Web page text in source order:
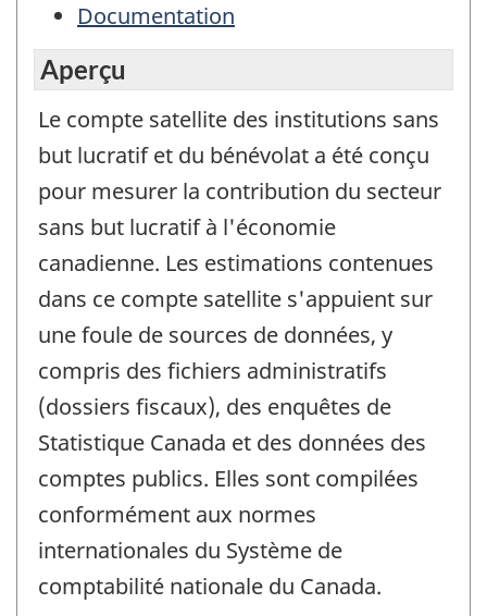
Documentation
Aperçu
Le compte satellite des institutions sans
but lucratif et du bénévolat a été conçu
pour mesurer la contribution du secteur
sans but lucratif à l'économie
canadienne. Les estimations contenues
dans ce compte satellite s'appuient sur
une foule de sources de données, y
compris des fichiers administratifs
(dossiers fiscaux), des enquêtes de
Statistique Canada et des données des
comptes publics. Elles sont compilées
conformément aux normes
internationales du Système de
comptabilité nationale du Canada.